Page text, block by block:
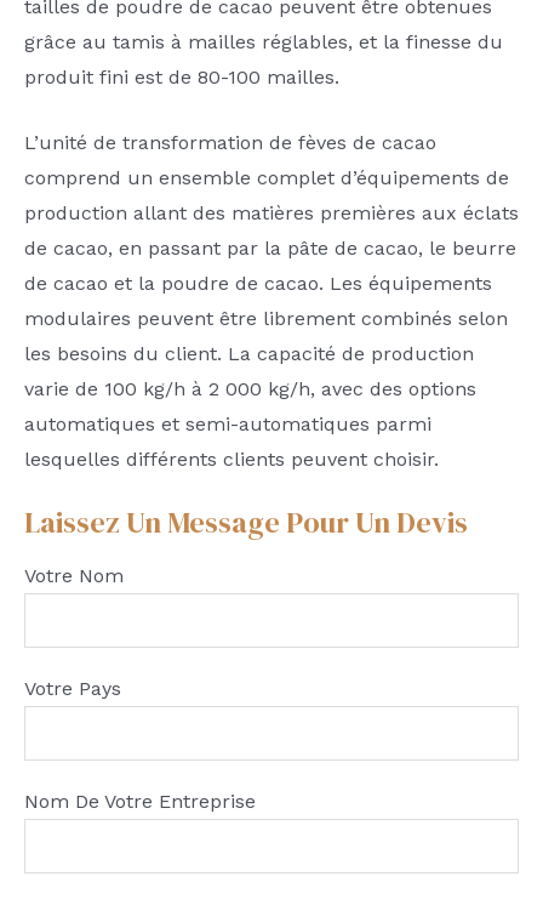
tailles de poudre de cacao peuvent être obtenues
grâce au tamis à mailles réglables, et la finesse du
produit fini est de 80-100 mailles.
L’unité de transformation de fèves de cacao
comprend un ensemble complet d’équipements de
production allant des matières premières aux éclats
de cacao, en passant par la pâte de cacao, le beurre
de cacao et la poudre de cacao. Les équipements
modulaires peuvent être librement combinés selon
les besoins du client. La capacité de production
varie de 100 kg/h à 2 000 kg/h, avec des options
automatiques et semi-automatiques parmi
lesquelles différents clients peuvent choisir.
Laissez Un Message Pour Un Devis
Votre Nom
Votre Pays
Nom De Votre Entreprise